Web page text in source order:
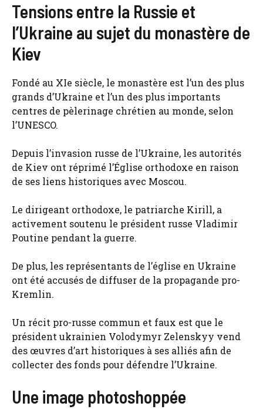
Tensions entre la Russie et
l’Ukraine au sujet du monastère de
Kiev
Fondé au XIe siècle, le monastère est l’un des plus
grands d’Ukraine et l’un des plus importants
centres de pèlerinage chrétien au monde, selon
l’UNESCO.
Depuis l’invasion russe de l’Ukraine, les autorités
de Kiev ont réprimé l’Église orthodoxe en raison
de ses liens historiques avec Moscou.
Le dirigeant orthodoxe, le patriarche Kirill, a
activement soutenu le président russe Vladimir
Poutine pendant la guerre.
De plus, les représentants de l’église en Ukraine
ont été accusés de diffuser de la propagande pro-
Kremlin.
Un récit pro-russe commun et faux est que le
président ukrainien Volodymyr Zelenskyy vend
des œuvres d’art historiques à ses alliés afin de
collecter des fonds pour défendre l’Ukraine.
Une image photoshoppée